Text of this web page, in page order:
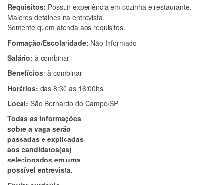
Requisitos: Possuir experiência em cozinha e restaurante.
Maiores detalhes na entrevista.
Somente quem atenda aos requisitos.
Formação/Escolaridade: Não Informado
Salário: à combinar
Benefícios: à combinar
Horários: das 8:30 as 16:00hs
Local: São Bernardo do Campo/SP
Todas as informações
sobre a vaga serão
passadas e explicadas
aos candidatos(as)
selecionados em uma
possível entrevista.